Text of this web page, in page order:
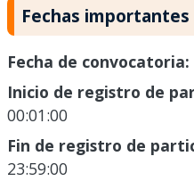
Fechas importantes
Fecha de convocatoria:
Inicio de registro de
00:01:00
Fin de registro de
23:59:00